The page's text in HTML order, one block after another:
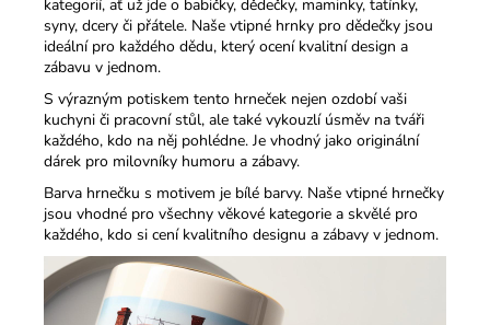
kategorií, ať už jde o babičky, dědečky, maminky, tatínky,
syny, dcery či přátele. Naše vtipné hrnky pro dědečky jsou
ideální pro každého dědu, který ocení kvalitní design a
zábavu v jednom.​
S výrazným potiskem tento hrneček nejen ozdobí vaši
kuchyni či pracovní stůl, ale také vykouzlí úsměv na tváři
každého, kdo na něj pohlédne. Je vhodný jako originální
dárek pro milovníky humoru a zábavy.​
Barva hrnečku s motivem je bílé barvy. Naše vtipné hrnečky
jsou vhodné pro všechny věkové kategorie a skvělé pro
každého, kdo si cení kvalitního designu a zábavy v jednom.​